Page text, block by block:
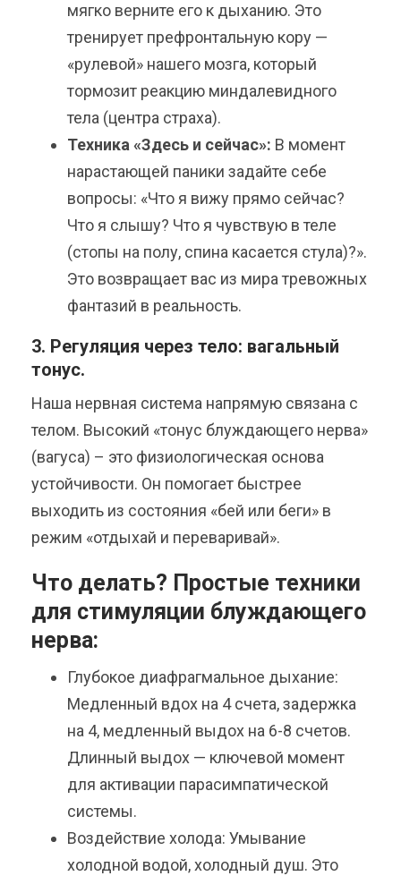
мягко верните его к дыханию. Это
тренирует префронтальную кору —
«рулевой» нашего мозга, который
тормозит реакцию миндалевидного
тела (центра страха).
Техника «Здесь и сейчас»: В момент
нарастающей паники задайте себе
вопросы: «Что я вижу прямо сейчас?
Что я слышу? Что я чувствую в теле
(стопы на полу, спина касается стула)?».
Это возвращает вас из мира тревожных
фантазий в реальность.
3. Регуляция через тело: вагальный
тонус.
Наша нервная система напрямую связана с
телом. Высокий «тонус блуждающего нерва»
(вагуса) – это физиологическая основа
устойчивости. Он помогает быстрее
выходить из состояния «бей или беги» в
режим «отдыхай и переваривай».
Что делать? Простые техники
для стимуляции блуждающего
нерва:
Глубокое диафрагмальное дыхание:
Медленный вдох на 4 счета, задержка
на 4, медленный выдох на 6-8 счетов.
Длинный выдох — ключевой момент
для активации парасимпатической
системы.
Воздействие холода: Умывание
холодной водой, холодный душ. Это